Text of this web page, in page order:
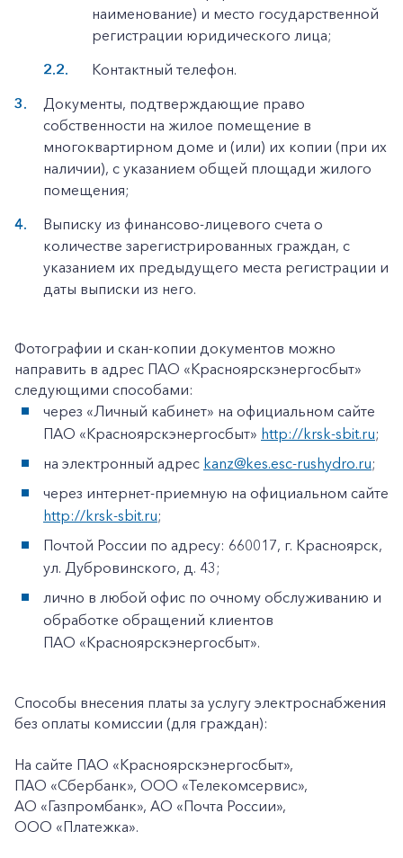
наименование) и место государственной
регистрации юридического лица;
Контактный телефон.
Документы, подтверждающие право
собственности на жилое помещение в
многоквартирном доме и (или) их копии (при их
наличии), с указанием общей площади жилого
помещения;
Выписку из финансово-лицевого счета о
количестве зарегистрированных граждан, с
указанием их предыдущего места регистрации и
даты выписки из него.
Фотографии и скан-копии документов можно
направить в адрес ПАО «Красноярскэнергосбыт»
следующими способами:
через «Личный кабинет» на официальном сайте
ПАО «Красноярскэнергосбыт» http://krsk-sbit.ru;
на электронный адрес kanz@kes.esc-rushydro.ru;
через интернет-приемную на официальном сайте
http://krsk-sbit.ru;
Почтой России по адресу: 660017, г. Красноярск,
ул. Дубровинского, д. 43;
лично в любой офис по очному обслуживанию и
обработке обращений клиентов
ПАО «Красноярскэнергосбыт».
Способы внесения платы за услугу электроснабжения
без оплаты комиссии (для граждан):
На сайте ПАО «Красноярскэнергосбыт»,
ПАО «Сбербанк», ООО «Телекомсервис»,
АО «Газпромбанк», АО «Почта России»,
ООО «Платежка».